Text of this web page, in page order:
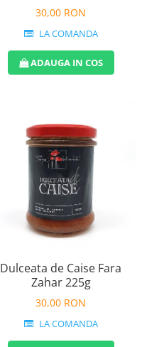
30,00 RON
LA COMANDA
ADAUGA IN COS
Dulceata de Caise Fara
Zahar 225g
30,00 RON
LA COMANDA